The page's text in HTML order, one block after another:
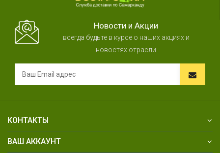
Новости и Акции
всегда будьте в курсе о наших акциях и
новостях отрасли
КОНТАКТЫ
ВАШ АККАУНТ